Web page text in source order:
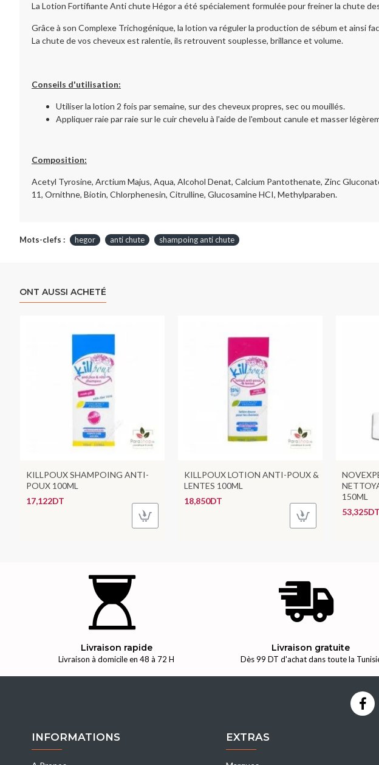
La Lotion Fortifiante Anti chute Hégor a été spécialement formulée pour freiner la chute
Grâce à son Complexe Trichogénique, la lotion va réguler la production de sébum et ainsi
La chute de vos cheveux est ralentie, ils retrouvent souplesse, brillance et volume.
Conseils d'utilisation:
Utiliser la lotion 2 fois par semaine, sur des cheveux propres, sec ou mouillés.
Appliquer raie par raie sur le cuir chevelu à l'aide de l'embout canule et masser
Composition:
Acetyl Tyrosine, Arctium Majus, Aqua, Alcohol Denat, Calcium Pantothenate, Zinc
11, Ornithne, Biotin, Chlorphenesin, Citrulline, Glucosamine HCI, Methylparaben.
Mots-clefs : hegor anti chute shampoing anti chute
ONT AUSSI ACHETÉ
KILLPOUX SHAMPOING ANTI-
POUX 100ML
17,122DT
KILLPOUX LOTION ANTI-POUX &
LENTES 100ML
18,850DT
150ML
53,325DT
Livraison rapide
Livraison à domicile en 48 à 72 H
Livraison gratuite
Dès 99 DT d'achat dans toute la
INFORMATIONS EXTRAS